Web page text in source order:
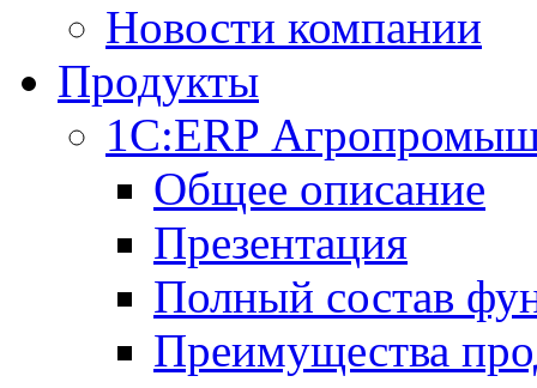
Новости компании
Продукты
1С:ERP
Общее описание
Презентация
Полный состав
Преимущества